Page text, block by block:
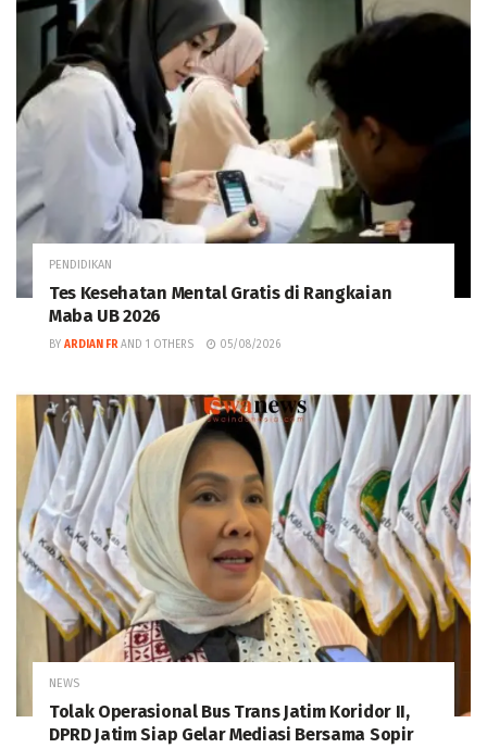
PENDIDIKAN
Tes Kesehatan Mental Gratis di Rangkaian
Maba UB 2026
BY ARDIAN FR AND 1 OTHERS 05/08/2026
NEWS
Tolak Operasional Bus Trans Jatim Koridor II,
DPRD Jatim Siap Gelar Mediasi Bersama Sopir